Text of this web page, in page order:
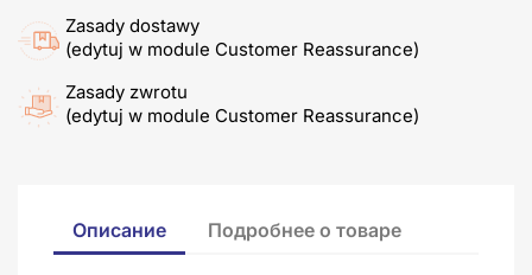
Zasady dostawy
(edytuj w module Customer Reassurance)
Zasady zwrotu
(edytuj w module Customer Reassurance)
Описание Подробнее о товаре